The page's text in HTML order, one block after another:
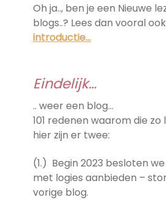
Oh ja.., ben je een Nieuwe
blogs..? Lees dan vooral
introductie…
Eindelijk…
.. weer een blog…
101 redenen waarom die
hier zijn er twee:
(1.) Begin 2023 besloten
met logies aanbieden –
vorige blog.